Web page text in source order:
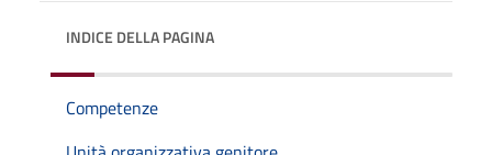
INDICE DELLA PAGINA
Competenze